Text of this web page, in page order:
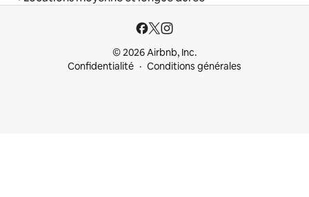
© 2026 Airbnb, Inc.
Confidentialité
Conditions générales